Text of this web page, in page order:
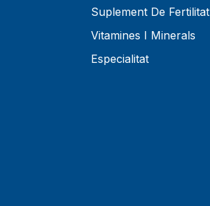
Suplement De Fertilitat
Vitamines I Minerals
Especialitat